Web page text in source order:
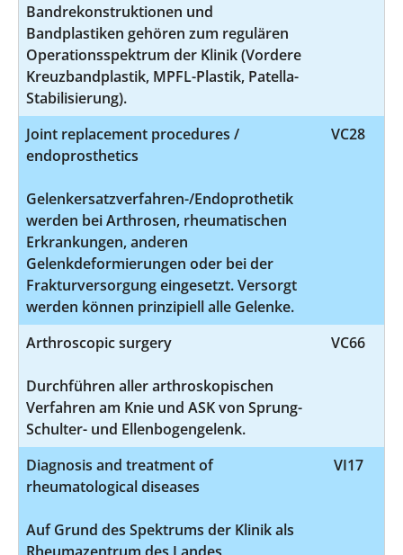
Bandrekonstruktionen und
Bandplastiken gehören zum regulären
Operationsspektrum der Klinik (Vordere
Kreuzbandplastik, MPFL-Plastik, Patella-
Stabilisierung).
Joint replacement procedures /
endoprosthetics
Gelenkersatzverfahren-/Endoprothetik
werden bei Arthrosen, rheumatischen
Erkrankungen, anderen
Gelenkdeformierungen oder bei der
Frakturversorgung eingesetzt. Versorgt
werden können prinzipiell alle Gelenke.
VC28
Arthroscopic surgery
Durchführen aller arthroskopischen
Verfahren am Knie und ASK von Sprung-
Schulter- und Ellenbogengelenk.
VC66
Diagnosis and treatment of
rheumatological diseases
Auf Grund des Spektrums der Klinik als
VI17